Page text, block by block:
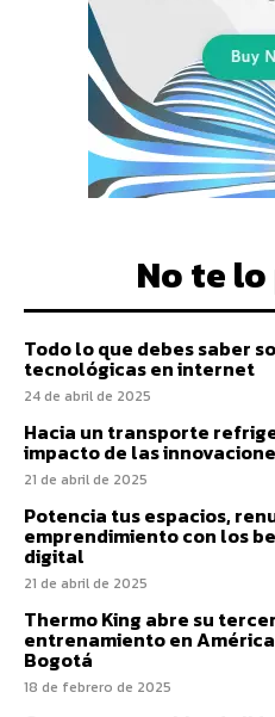
No te
Todo lo que debes saber
tecnológicas en internet
24 de abril de 2025
Hacia un transporte
impacto de las
21 de abril de 2025
Potencia tus espacios,
emprendimiento con los
digital
21 de abril de 2025
Thermo King abre su
entrenamiento en
Bogotá
18 de febrero de 2025